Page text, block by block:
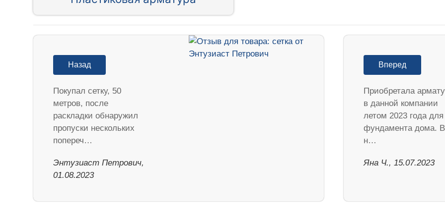
Назад
Покупал сетку, 50
метров, после
раскладки обнаружил
пропуски нескольких
попереч…
Энтузиаст Петрович,
01.08.2023
Вперед
Приобретала
в данной компании
летом 2023 года для
фундамента дома. В
н…
Яна Ч., 15.07.2023